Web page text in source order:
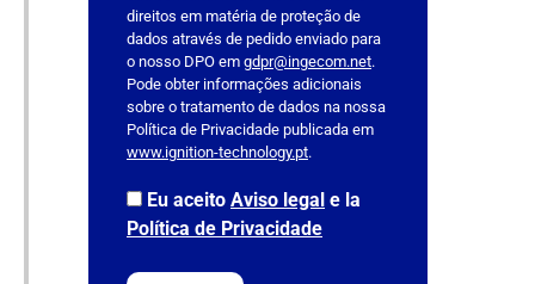
d
e
m
p
t
y
.
direitos em matéria de proteção de
dados através de pedido enviado para
o nosso DPO em gdpr@ingecom.net.
Pode obter informações adicionais
sobre o tratamento de dados na nossa
Política de Privacidade publicada em
www.ignition-technology.pt.
Eu aceito Aviso legal e la
Política de Privacidade